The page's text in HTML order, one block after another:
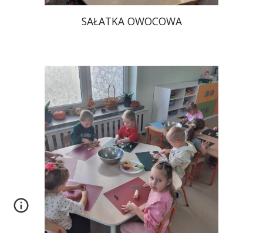
SAŁATKA OWOCOWA